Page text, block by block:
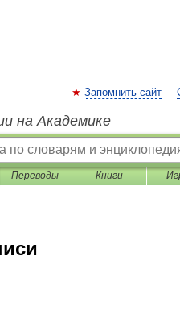
Запомнить сайт
на Академике
Переводы Книги